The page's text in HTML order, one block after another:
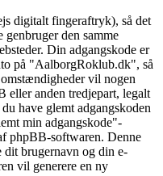
digitalt fingeraftryk), så det
den samme
Din adgangskode er
på "AalborgRoklub.dk", så
vil nogen
anden tredjepart, legalt
have glemt adgangskoden
min adgangskode"-
phpBB-softwaren. Denne
dit brugernavn og din e-
vil generere en ny